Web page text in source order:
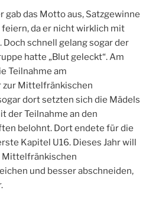
gab das Motto aus, Satzgewinne
da er nicht wirklich mit
schnell gelang sogar der
hatte „Blut geleckt“. Am
Teilnahme am
Mittelfränkischen
dort setzten sich die Mädels
der Teilnahme an den
belohnt. Dort endete für die
Kapitel U16. Dieses Jahr will
Mittelfränkischen
und besser abschneiden,